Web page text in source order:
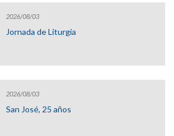
2026/08/03
Jornada de Liturgia
2026/08/03
San José, 25 años